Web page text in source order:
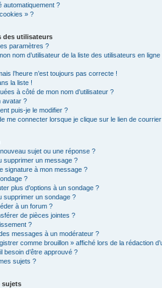
automatiquement ?
» ?
des utilisateurs
paramètres ?
nom d’utilisateur de la liste des utilisateurs en ligne
l’heure n’est toujours pas correcte !
la liste !
à côté de mon nom d’utilisateur ?
avatar ?
puis-je le modifier ?
me connecter lorsque je clique sur le lien de
sujet ou une réponse ?
supprimer un message ?
signature à mon message ?
?
plus d’options à un sondage ?
supprimer un sondage ?
à un forum ?
de pièces jointes ?
?
messages à un modérateur ?
comme brouillon » affiché lors de la rédaction
besoin d’être approuvé ?
sujets ?
sujets